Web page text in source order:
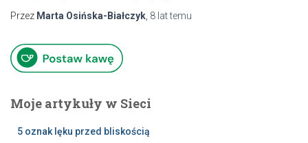
Przez Marta Osińska-Białczyk 8 lattemu
Moje artykuły w Sieci
5 oznak lęku przed bliskością